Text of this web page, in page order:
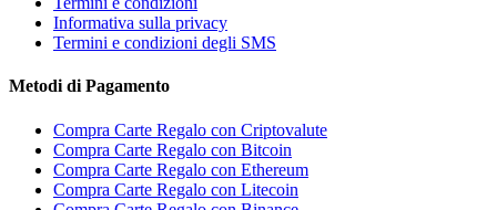
Informativa sulla privacy
Termini e condizioni degli SMS
Metodi di Pagamento
Compra Carte Regalo con Criptovalute
Compra Carte Regalo con Bitcoin
Compra Carte Regalo con Ethereum
Compra Carte Regalo con Litecoin